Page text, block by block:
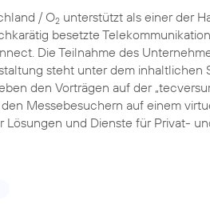
/ O2 unterstützt als einer der
besetzte
Die Teilnahme des
steht unter dem inhaltlichen
den Vorträgen auf der
den Messebesuchern auf einem
Lösungen und Dienste für Privat-